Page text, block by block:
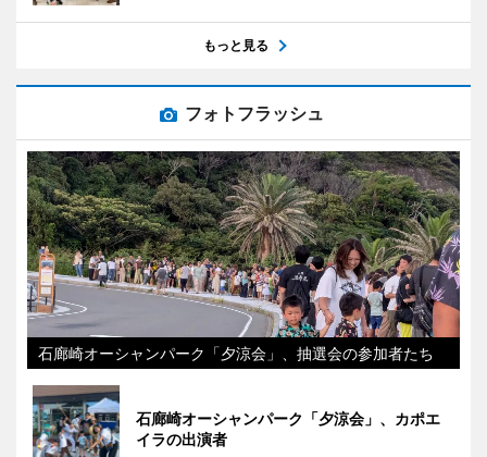
もっと見る
フォトフラッシュ
石廊崎オーシャンパーク「夕涼会」、抽選会の参加者たち
石廊崎オーシャンパーク「夕涼会」、カポエ
イラの出演者